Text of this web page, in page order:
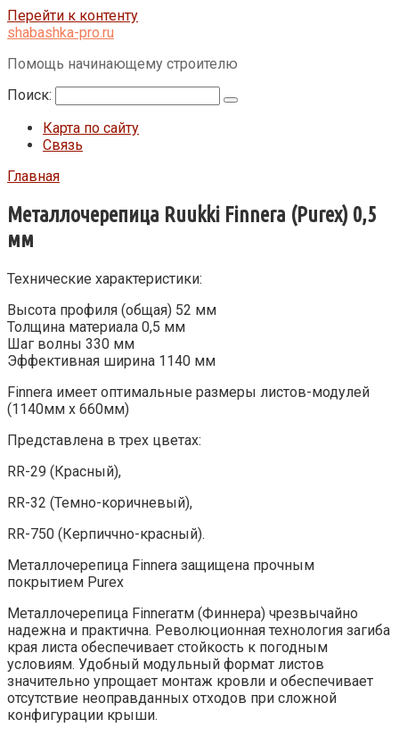
Перейти к контенту
shabashka-pro.ru
Помощь начинающему строителю
Поиск:
Карта по сайту
Связь
Главная
Металлочерепица Ruukki Finnera (Purex) 0,5
мм
Технические характеристики:
Высота профиля (общая) 52 мм
Толщина материала 0,5 мм
Шаг волны 330 мм
Эффективная ширина 1140 мм
Finnera имеет оптимальные размеры листов-модулей
(1140мм х 660мм)
Представлена в трех цветах:
RR-29 (Красный),
RR-32 (Темно-коричневый),
RR-750 (Керпиччно-красный).
Металлочерепица Finnera защищена прочным
покрытием Purex
Металлочерепица Finneraтм (Финнера) чрезвычайно
надежна и практична. Революционная технология загиба
края листа обеспечивает стойкость к погодным
условиям. Удобный модульный формат листов
значительно упрощает монтаж кровли и обеспечивает
отсутствие неоправданных отходов при сложной
конфигурации крыши.